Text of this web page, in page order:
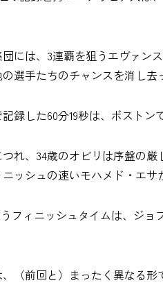
には、3連覇を狙うエヴァン
選手たちのチャンスを消し去
録した60分19秒は、ボストン
れ、34歳のオビリは序盤の
ッシュの速いモハメド・エ
うフィニッシュタイムは、ジ
（前回と）まったく異なる形